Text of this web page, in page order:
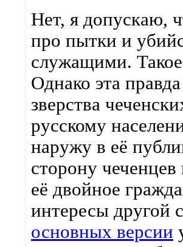
Нет, я допускаю,
про пытки и
служащими.
Однако эта
зверства
русскому
наружу в её
сторону
её двойное
интересы
основных версии